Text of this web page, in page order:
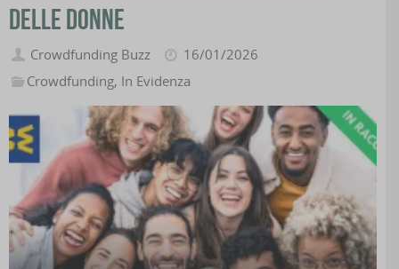
delle donne
Crowdfunding Buzz
16/01/2026
Crowdfunding, In Evidenza